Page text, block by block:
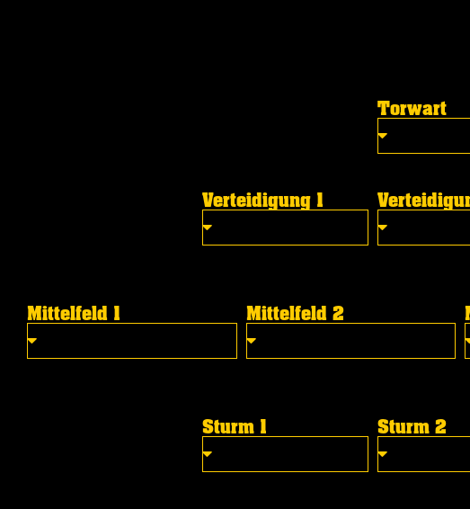
Torwart
Verteidigung 1
Mittelfeld 1 Mittelfeld 2
Sturm 1 Sturm 2